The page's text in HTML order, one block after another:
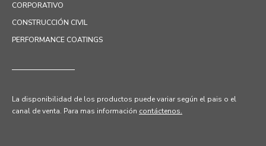
CORPORATIVO
CONSTRUCCIÓN CIVIL
PERFORMANCE COATINGS
La disponibilidad de los productos puede variar según el pais o el
canal de venta. Para mas información contáctenos.